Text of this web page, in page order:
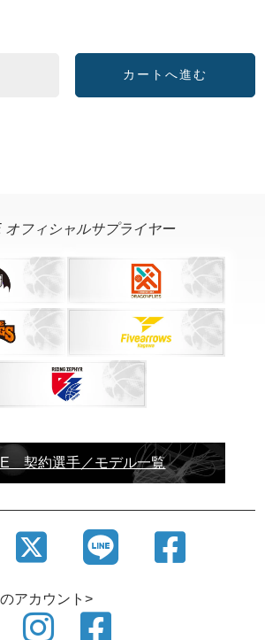
オフィシャルサプライヤー
契約選手／モデル一覧
アカウント>